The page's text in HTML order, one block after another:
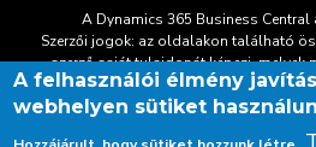
A Dynamics 365 Business Central
Szerzői jogok: az oldalakon található
szerzősaját tulajdonát képezi, melyek
részletként is csakis előzetes
A felhasználói élmény
webhelyen sütiket